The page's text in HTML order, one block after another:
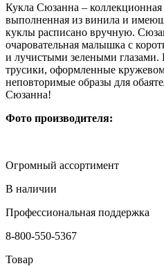
Кукла Сюзанна –
выполненная из винила и
куклы расписано вручную.
очаровательная малышка с
и лучистыми зелеными
трусики, оформленные
неповторимые образы для
Сюзанна!
Фото производителя:
Огромный ассортимент
В наличии
Профессиональная поддержка
8-800-550-5367
Товар